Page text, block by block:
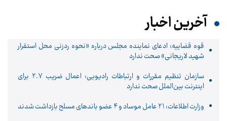
آخرین اخبار
قوه قضاییه: ادعای نماینده مجلس درباره «نحوه ردزنی محل استقرار
شهید لاریجانی» صحت ندارد
سازمان تنظیم مقررات و ارتباطات رادیویی: اعمال ضریب ۲.۷ برای
اینترنت بین‌الملل صحت ندارد
وزارت اطلاعات: ۲۱ عامل موساد و ۴ عضو باندهای مسلح بازداشت شدند